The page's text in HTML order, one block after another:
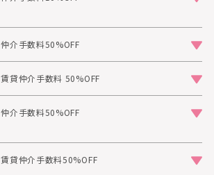
仲介手数料50%OFF
賃貸仲介手数料 50%OFF
仲介手数料50%OFF
賃貸仲介手数料50%OFF